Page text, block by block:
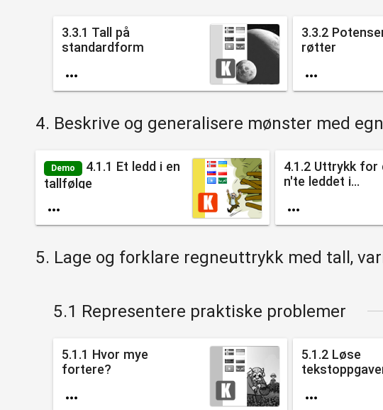
3.3.1 Tall på
standardform

3.3.2
røtter

4. Beskrive og generalisere mønster med
Demo
4.1.1 Et ledd i en
tallfølge

4.1.2 Uttrykk for
n'te leddet i...

5. Lage og forklare regneuttrykk med tall,
5.1 Representere praktiske problemer
5.1.1 Hvor mye
fortere?

5.1.2 Løse
